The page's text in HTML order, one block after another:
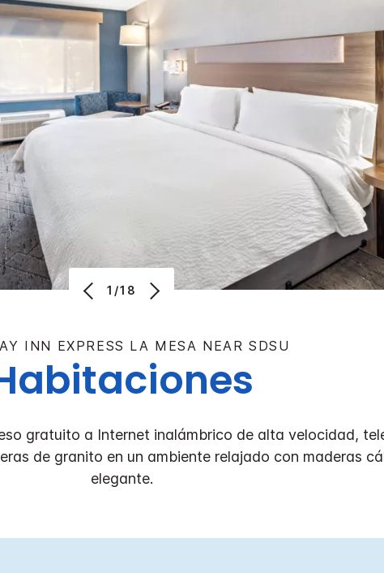
1/18
INN EXPRESS LA MESA NEAR SDSU
gratuito a Internet inalámbrico de alta velocidad,
de granito en un ambiente relajado con maderas
elegante.